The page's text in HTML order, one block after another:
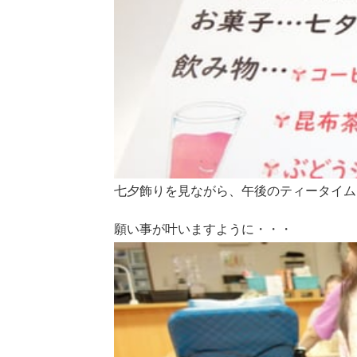
七夕飾りを見ながら、午後のティータイム
願い事が叶いますように・・・